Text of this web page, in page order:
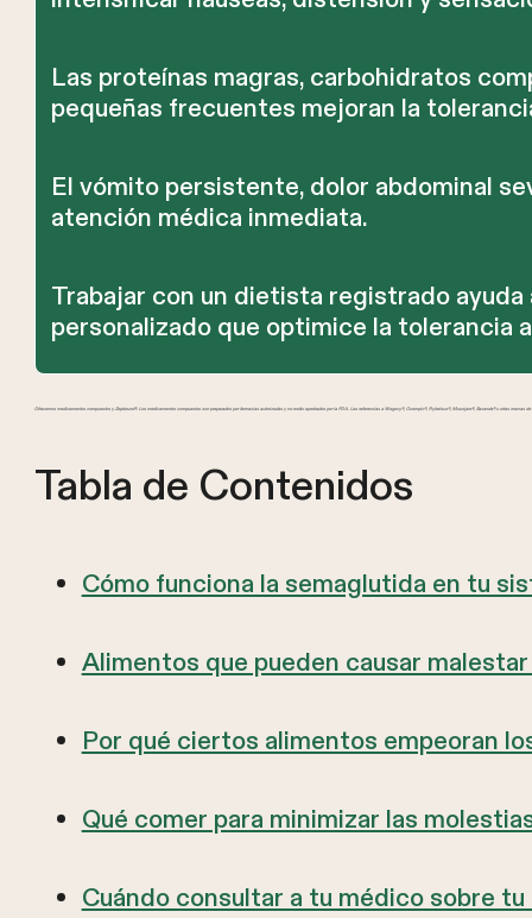
Las proteínas magras, carbohidratos
pequeñas frecuentes mejoran la
El vómito persistente, dolor abdominal
atención médica inmediata.
Trabajar con un dietista registrado
personalizado que optimice la tolerancia
Ofrecemos medicamentos compuestos y Zepbound®. Los medicamentos compuestos son preparados por farmacias autorizadas y no están aprobados por la FDA. Las referencias a Wegovy®, Ozempic®, Rybelsus®, Mounjaro®, Saxenda® u otras marcas
Tabla de Contenidos
Cómo funciona la semaglutida en tu
Alimentos que pueden causar
Por qué ciertos alimentos empeoran
Qué comer para minimizar las
Cuándo consultar a tu médico sobre